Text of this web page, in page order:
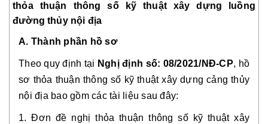
thỏa thuận thông số kỹ thuật xây dựng luồng
đường thủy nội địa
A. Thành phần hồ sơ
Theo quy định tại Nghị định số: 08/2021/NĐ-CP, hồ
sơ thỏa thuận thông số kỹ thuật xây dựng cảng thủy
nội địa bao gồm các tài liệu sau đây:
1. Đơn đề nghị thỏa thuận thông số kỹ thuật xây